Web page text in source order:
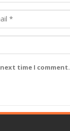
time I comment.